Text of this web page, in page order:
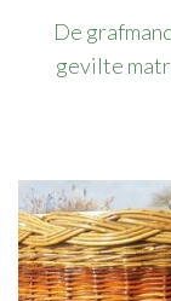
De
gevilte